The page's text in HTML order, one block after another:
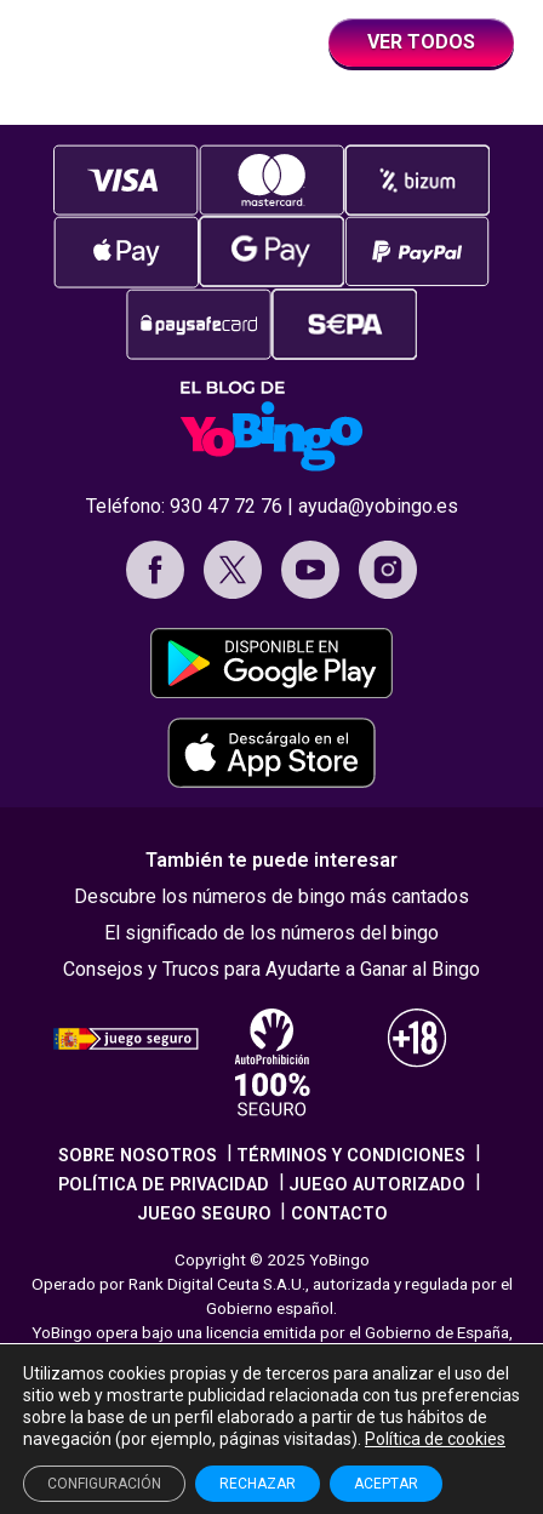
VER TODOS
Teléfono: 930 47 72 76 | ayuda@yobingo.es
También te puede interesar
Descubre los números de bingo más cantados
El significado de los números del bingo
Consejos y Trucos para Ayudarte a Ganar al Bingo
SOBRE NOSOTROS
TÉRMINOS Y CONDICIONES
POLÍTICA DE PRIVACIDAD
JUEGO AUTORIZADO
JUEGO SEGURO
CONTACTO
Copyright © 2025 YoBingo
Operado por Rank Digital Ceuta S.A.U., autorizada y regulada por el
Gobierno español.
YoBingo opera bajo una licencia emitida por el Gobierno de España,
responsabilidad en los juegos online. El juego es una forma de
entretenimiento cuya finalidad es ofrecer diversión y emoción a los
jugadores en nuestra página web. Juega con moderación siguiendo
las pautas recomendadas para el juego responsable.
Utilizamos cookies propias y de terceros para analizar el uso del
sitio web y mostrarte publicidad relacionada con tus preferencias
sobre la base de un perfil elaborado a partir de tus hábitos de
navegación (por ejemplo, páginas visitadas). Política de cookies
ACEPTAR
RECHAZAR
CONFIGURACIÓN